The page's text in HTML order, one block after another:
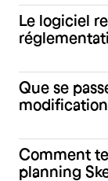
Le logiciel
Que se
Comment
planning